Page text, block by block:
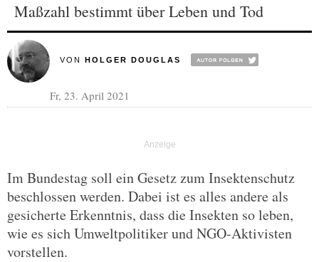
Maßzahl bestimmt über Leben und Tod
VON HOLGER DOUGLAS
Fr, 23. April 2021
Im Bundestag soll ein Gesetz zum Insektenschutz
beschlossen werden. Dabei ist es alles andere als
gesicherte Erkenntnis, dass die Insekten so leben,
wie es sich Umweltpolitiker und NGO-Aktivisten
vorstellen.